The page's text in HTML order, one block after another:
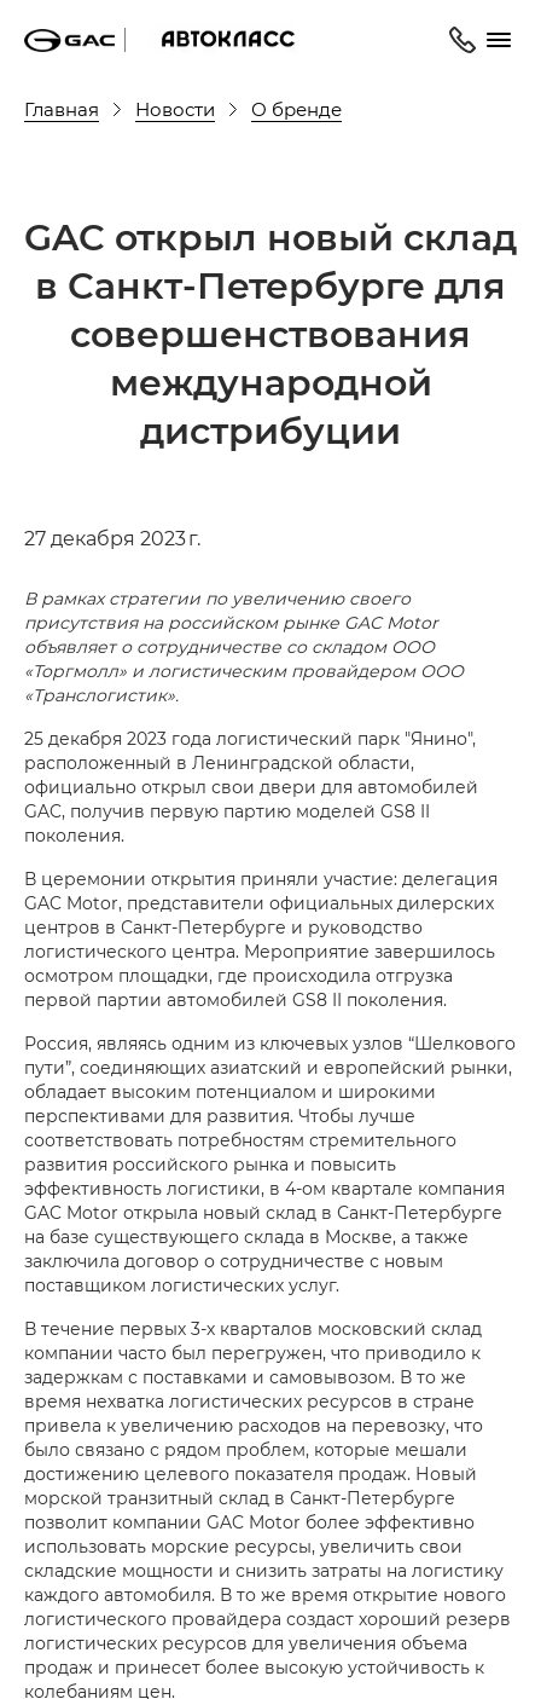
Главная Новости О бренде
GAC открыл новый склад
в Санкт-Петербурге для
совершенствования
международной
дистрибуции
27 декабря 2023 г.
В рамках стратегии по увеличению своего
присутствия на российском рынке GAC Motor
объявляет о сотрудничестве со складом ООО
«Торгмолл» и логистическим провайдером ООО
«Транслогистик».
25 декабря 2023 года логистический парк "Янино",
расположенный в Ленинградской области,
официально открыл свои двери для автомобилей
GAC, получив первую партию моделей GS8 II
поколения.
В церемонии открытия приняли участие: делегация
GAC Motor, представители официальных дилерских
центров в Санкт-Петербурге и руководство
логистического центра. Мероприятие завершилось
осмотром площадки, где происходила отгрузка
первой партии автомобилей GS8 II поколения.
Россия, являясь одним из ключевых узлов “Шелкового
пути”, соединяющих азиатский и европейский рынки,
обладает высоким потенциалом и широкими
перспективами для развития. Чтобы лучше
соответствовать потребностям стремительного
развития российского рынка и повысить
эффективность логистики, в 4-ом квартале компания
GAC Motor открыла новый склад в Санкт-Петербурге
на базе существующего склада в Москве, а также
заключила договор о сотрудничестве с новым
поставщиком логистических услуг.
В течение первых 3-х кварталов московский склад
компании часто был перегружен, что приводило к
задержкам с поставками и самовывозом. В то же
время нехватка логистических ресурсов в стране
привела к увеличению расходов на перевозку, что
было связано с рядом проблем, которые мешали
достижению целевого показателя продаж. Новый
морской транзитный склад в Санкт-Петербурге
позволит компании GAC Motor более эффективно
использовать морские ресурсы, увеличить свои
складские мощности и снизить затраты на логистику
каждого автомобиля. В то же время открытие нового
логистического провайдера создаст хороший резерв
логистических ресурсов для увеличения объема
продаж и принесет более высокую устойчивость к
колебаниям цен.